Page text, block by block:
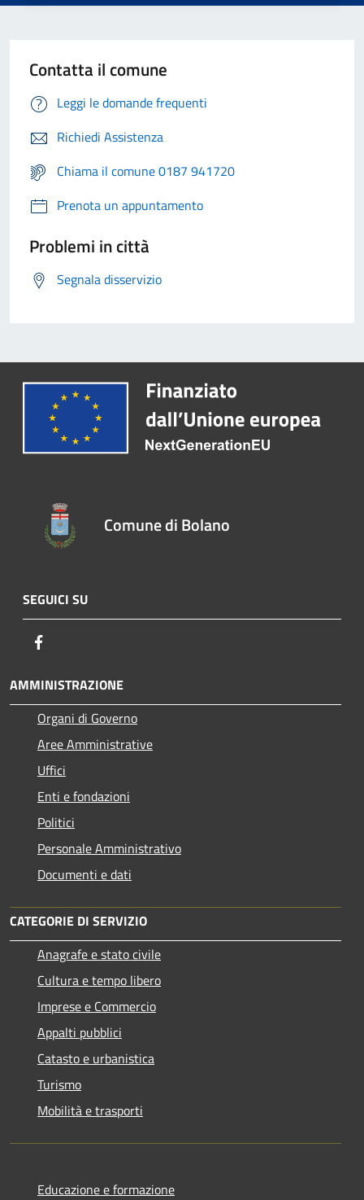
Contatta il comune
Leggi le domande frequenti
Richiedi Assistenza
Chiama il comune 0187 941720
Prenota un appuntamento
Problemi in città
Segnala disservizio
Comune di Bolano
SEGUICI SU
AMMINISTRAZIONE
Organi di Governo
Aree Amministrative
Uffici
Enti e fondazioni
Politici
Personale Amministrativo
Documenti e dati
CATEGORIE DI SERVIZIO
Anagrafe e stato civile
Cultura e tempo libero
Imprese e Commercio
Appalti pubblici
Catasto e urbanistica
Turismo
Mobilità e trasporti
Educazione e formazione